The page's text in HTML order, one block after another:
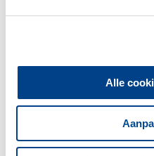
Alle
Marktberichten
MARKTBERICHT